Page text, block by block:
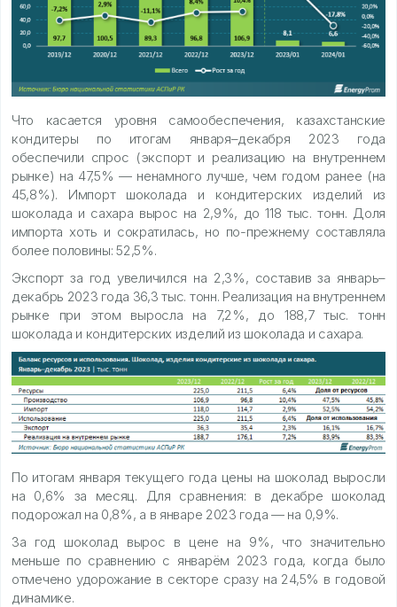
Что касается уровня самообеспечения, казахстанские
кондитеры по итогам января–декабря 2023 года
обеспечили спрос (экспорт и реализацию на внутреннем
рынке) на 47,5% — ненамного лучше, чем годом ранее (на
45,8%). Импорт шоколада и кондитерских изделий из
шоколада и сахара вырос на 2,9%, до 118 тыс. тонн. Доля
импорта хоть и сократилась, но по-прежнему составляла
более половины: 52,5%.
Экспорт за год увеличился на 2,3%, составив за январь–
декабрь 2023 года 36,3 тыс. тонн. Реализация на внутреннем
рынке при этом выросла на 7,2%, до 188,7 тыс. тонн
шоколада и кондитерских изделий из шоколада и сахара.
По итогам января текущего года цены на шоколад выросли
на 0,6% за месяц. Для сравнения: в декабре шоколад
подорожал на 0,8%, а в январе 2023 года — на 0,9%.
За год шоколад вырос в цене на 9%, что значительно
меньше по сравнению с январём 2023 года, когда было
отмечено удорожание в секторе сразу на 24,5% в годовой
динамике.